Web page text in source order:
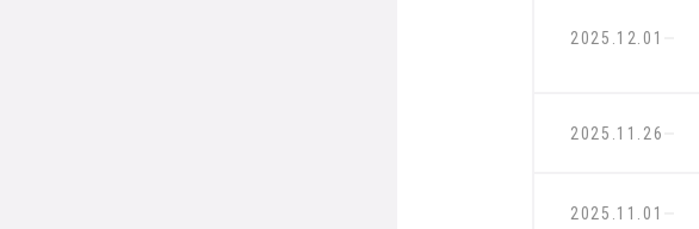
2025.12.01
2025.11.26
2025.11.01